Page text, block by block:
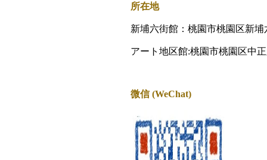
所在地
新埔六街館：桃園市桃園区新埔
アート地区館:桃園市桃園区中
微信 (WeChat)